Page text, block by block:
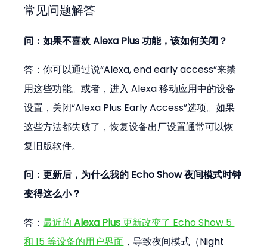
常见问题解答
问：如果不喜欢 Alexa Plus 功能，该如何关闭？
答：你可以通过说“Alexa, end early access”来禁
用这些功能。或者，进入 Alexa 移动应用中的设备
设置，关闭“Alexa Plus Early Access”选项。如果
这些方法都失败了，恢复设备出厂设置通常可以恢
复旧版软件。
问：更新后，为什么我的 Echo Show 夜间模式时钟
变得这么小？
答：最近的 Alexa Plus 更新改变了 Echo Show 5
和 15 等设备的用户界面 ，导致夜间模式（Night